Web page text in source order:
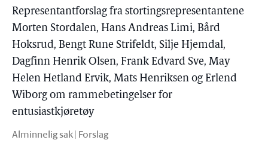
Representantforslag fra stortingsrepresentantene
Morten Stordalen, Hans Andreas Limi, Bård
Hoksrud, Bengt Rune Strifeldt, Silje Hjemdal,
Dagfinn Henrik Olsen, Frank Edvard Sve, May
Helen Hetland Ervik, Mats Henriksen og Erlend
Wiborg om rammebetingelser for
entusiastkjøretøy
Alminnelig sak | Forslag